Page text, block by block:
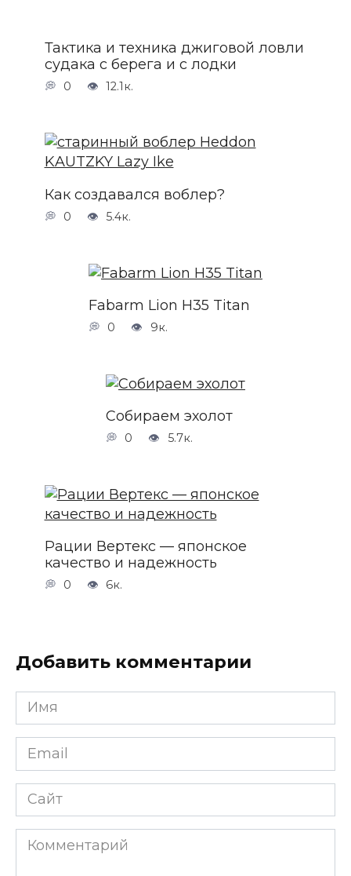
Тактика и техника джиговой ловли
судака с берега и с лодки
0 12.1к.
Как создавался воблер?
0 5.4к.
Fabarm Lion H35 Titan
0 9к.
Собираем эхолот
0 5.7к.
Рации Вертекс — японское
качество и надежность
0 6к.
Добавить комментарии
Имя
*
Email
Сайт
Комментарий